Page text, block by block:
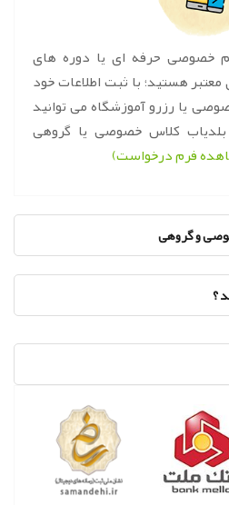
خصوصی حرفه ای یا دوره های
هستید؛ با ثبت اطلاعات خود
یا رزرو آموزشگاه می توانید
کلاس خصوصی یا گروهی
فرم درخواست)
و گروهی
؟